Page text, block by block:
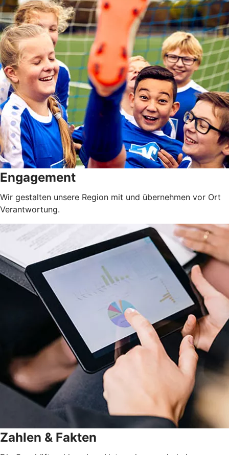
Engagement
Wir gestalten unsere Region mit und übernehmen vor Ort
Verantwortung.
Zahlen & Fakten